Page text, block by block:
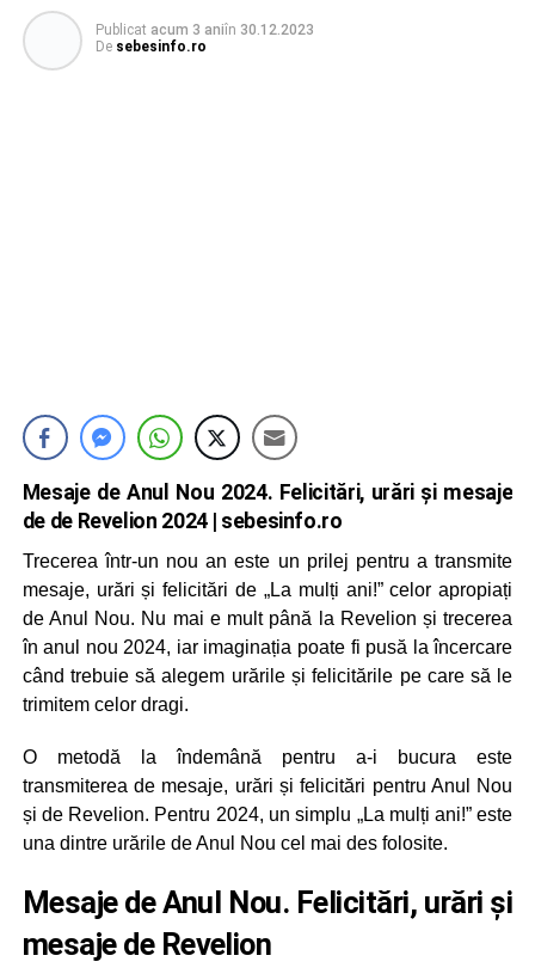
Publicat acum 3 aniîn 30.12.2023
De sebesinfo.ro
Mesaje de Anul Nou 2024. Felicitări, urări și mesaje
de de Revelion 2024| sebesinfo.ro
Trecerea într-un nou an este un prilej pentru a transmite
mesaje, urări și felicitări de „La mulți ani!” celor apropiați
de Anul Nou. Nu mai e mult până la Revelion și trecerea
în anul nou 2024, iar imaginația poate fi pusă la încercare
când trebuie să alegem urările și felicitările pe care să le
trimitem celor dragi.
O metodă la îndemână pentru a-i bucura este
transmiterea de mesaje, urări și felicitări pentru Anul Nou
și de Revelion. Pentru 2024, un simplu „La mulți ani!” este
una dintre urările de Anul Nou cel mai des folosite.
Mesaje de Anul Nou. Felicitări, urări și
mesaje de Revelion